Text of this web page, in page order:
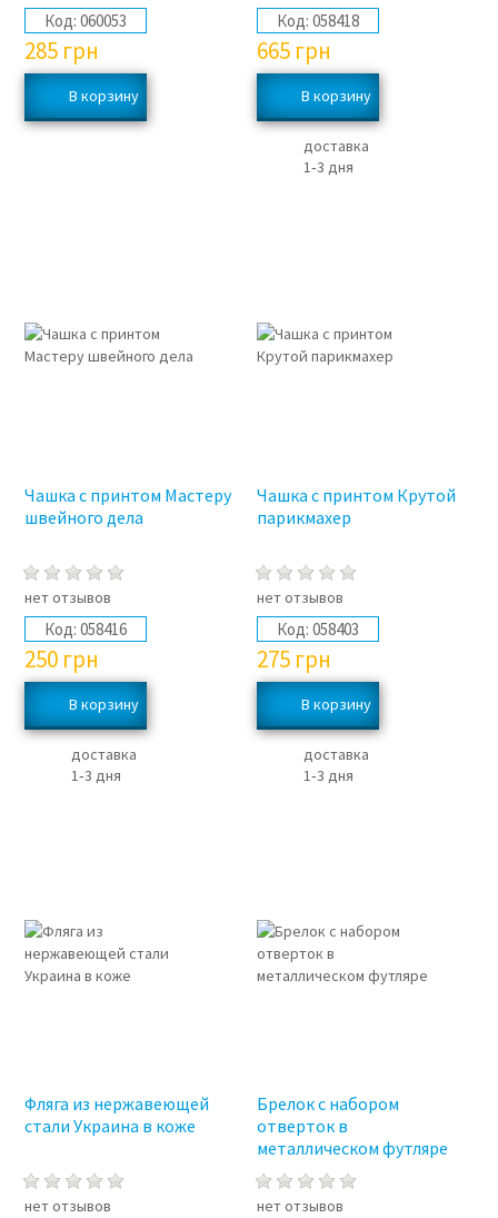
Код: 060053
285 грн
Код: 058418
665 грн
доставка
1‑3 дня
Чашка с принтом Мастеру
швейного дела
нет отзывов
Код: 058416
250 грн
доставка
1‑3 дня
Чашка с принтом Крутой
парикмахер
нет отзывов
Код: 058403
275 грн
доставка
1‑3 дня
Фляга из нержавеющей
стали Украина в коже
нет отзывов
Брелок с набором
отверток в
металлическом футляре
нет отзывов